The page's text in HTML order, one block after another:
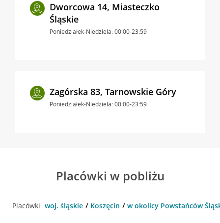
Dworcowa 14, Miasteczko
Śląskie
Poniedziałek-Niedziela: 00:00-23:59
Zagórska 83, Tarnowskie Góry
Poniedziałek-Niedziela: 00:00-23:59
Placówki w pobliżu
Placówki: woj. śląskie Koszęcin w okolicy Powstańców